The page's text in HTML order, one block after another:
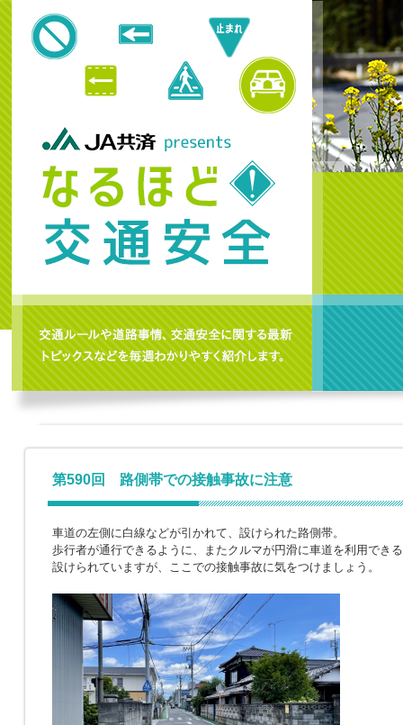
第590回 路側帯での接触事故に注意
車道の左側に白線などが引かれて、設けられた路側帯。
歩行者が通行できるように、またクルマが円滑に車道を利用でき
設けられていますが、ここでの接触事故に気をつけましょう。